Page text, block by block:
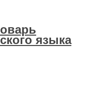
языка